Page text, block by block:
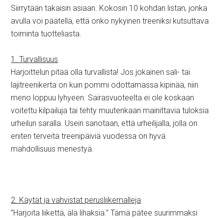
Siirrytään takaisin asiaan. Kokosin 10 kohdan listan, jonka
avulla voi päätellä, että onko nykyinen treeniksi kutsuttava
toiminta tuotteliasta.
1. Turvallisuus
Harjoittelun pitää olla turvallista! Jos jokainen sali- tai
lajitreenikerta on kuin pommi odottamassa kipinää, niin
meno loppuu lyhyeen. Sairasvuoteelta ei ole koskaan
voitettu kilpailuja tai tehty muutenkaan mainittavia tuloksia
urheilun saralla. Usein sanotaan, että urheilijalla, jolla on
eniten terveitä treenipäiviä vuodessa on hyvä
mahdollisuus menestyä.
2. Käytät ja vahvistat perusliikemalleja
”Harjoita liikettä, älä lihaksia.” Tämä pätee suurimmaksi